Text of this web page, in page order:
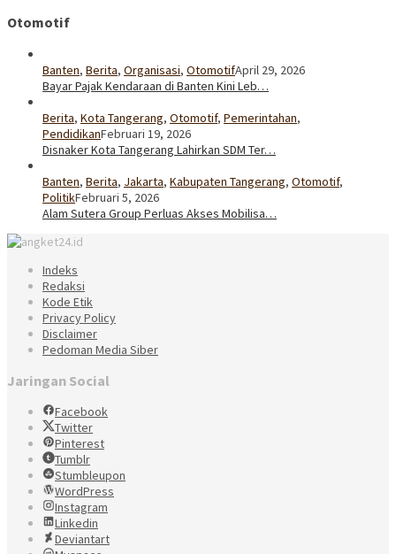
Otomotif
Banten, Berita, Organisasi, OtomotifApril 29, 2026
Bayar Pajak Kendaraan di Banten Kini Leb…
Berita, Kota Tangerang, Otomotif, Pemerintahan,
PendidikanFebruari 19, 2026
Disnaker Kota Tangerang Lahirkan SDM Ter…
Banten, Berita, Jakarta, Kabupaten Tangerang, Otomotif,
PolitikFebruari 5, 2026
Alam Sutera Group Perluas Akses Mobilisa…
Indeks
Redaksi
Kode Etik
Privacy Policy
Disclaimer
Pedoman Media Siber
Jaringan Social
Facebook
Twitter
Pinterest
Tumblr
Stumbleupon
WordPress
Instagram
Linkedin
Deviantart